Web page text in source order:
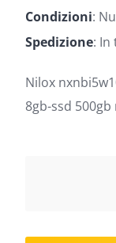
Condizioni:
Spedizione:
Nilox
8gb-ssd